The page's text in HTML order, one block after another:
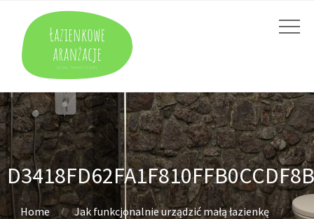
Home
Jak funkcjonalnie urządzić małą łazienkę